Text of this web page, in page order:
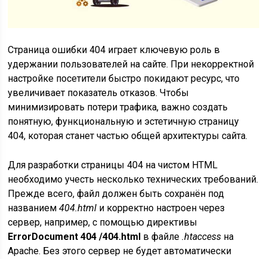
Страница ошибки 404 играет ключевую роль в
удержании пользователей на сайте. При некорректной
настройке посетители быстро покидают ресурс, что
увеличивает показатель отказов. Чтобы
минимизировать потери трафика, важно создать
понятную, функциональную и эстетичную страницу
404, которая станет частью общей архитектуры сайта.
Для разработки страницы 404 на чистом HTML
необходимо учесть несколько технических требований.
Прежде всего, файл должен быть сохранён под
названием404.html и корректно настроен через
сервер, например, с помощью директивы
ErrorDocument 404 /404.html в файле.htaccess на
Apache. Без этого сервер не будет автоматически